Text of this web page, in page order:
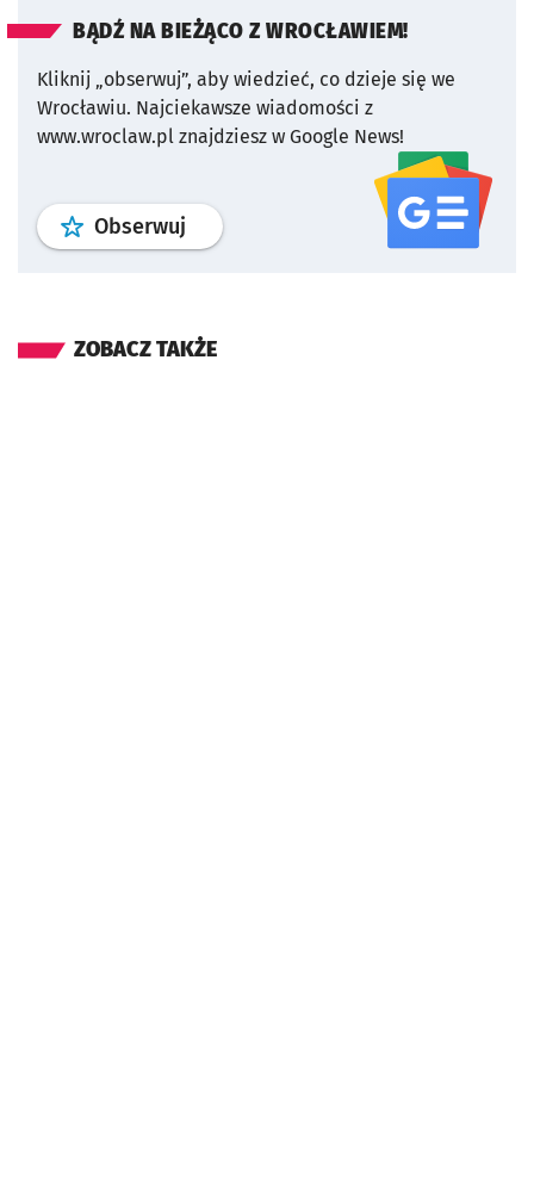
BĄDŹ NA BIEŻĄCO Z WROCŁAWIEM!
Kliknij „obserwuj”, aby wiedzieć, co dzieje się we
Wrocławiu. Najciekawsze wiadomości z
www.wroclaw.pl znajdziesz w Google News!
Obserwuj profil serwisu
ZOBACZ TAKŻE